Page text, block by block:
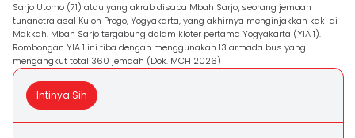
Sarjo Utomo (71) atau yang akrab disapa Mbah Sarjo, seorang jemaah
tunanetra asal Kulon Progo, Yogyakarta, yang akhirnya menginjakkan kaki di
Makkah. Mbah Sarjo tergabung dalam kloter pertama Yogyakarta (YIA 1).
Rombongan YIA 1 ini tiba dengan menggunakan 13 armada bus yang
mengangkut total 360 jemaah (Dok. MCH 2026)
Intinya Sih